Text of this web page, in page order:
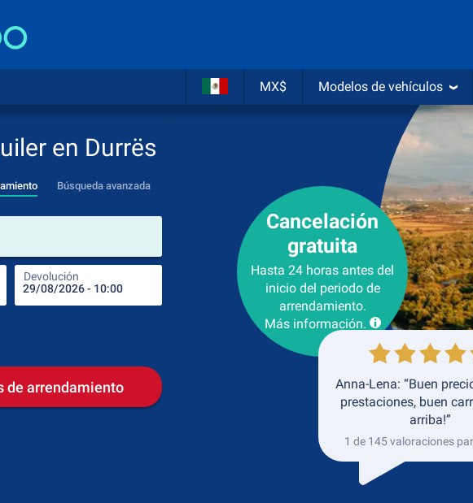
MX$ Modelos de vehículos
en Durrës
Búsqueda avanzada
Devolución
lugar de arrendamiento
Lugar de devolución
Devolución
de arrendamiento
Cancelación
gratuita
Hasta 24 horas antes del
inicio del periodo de
arrendamiento.
Más información.
Anna-Lena: “Buen
prestaciones, buen
arriba!”
1 de 145 valoraciones